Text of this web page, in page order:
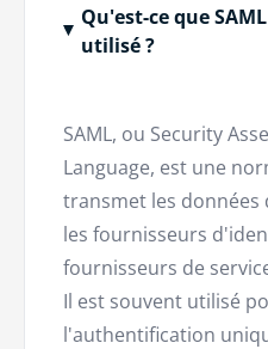
Qu'est-ce que
utilisé ?
SAML, ou Security
Language, est une
transmet les
les fournisseurs
fournisseurs de
Il est souvent utilisé
l'authentification